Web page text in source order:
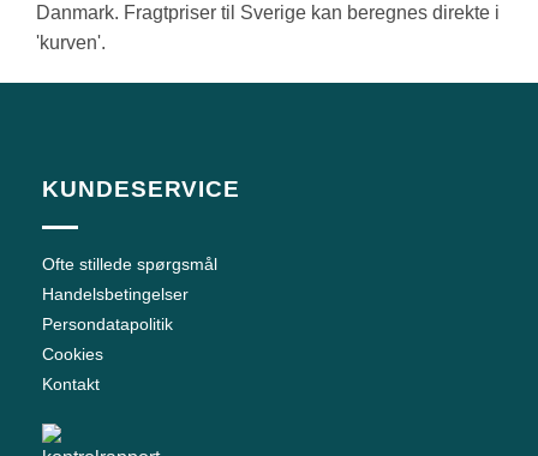
Danmark. Fragtpriser til Sverige kan beregnes direkte i
'kurven'.
KUNDESERVICE
Ofte stillede spørgsmål
Handelsbetingelser
Persondatapolitik
Cookies
Kontakt